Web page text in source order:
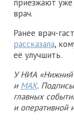
приезжают
врач.
Ранее врач-
рассказала,
её улучшить.
У НИА «Нижний
и MAX.
главных
и оперативной